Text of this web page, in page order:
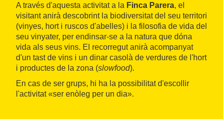
A través d'aquesta activitat a la Finca Parera, el
visitant anirà descobrint la biodiversitat del seu territori
(vinyes, hort i ruscos d'abelles) i la filosofia de vida del
seu vinyater, per endinsar-se a la natura que dóna
vida als seus vins. El recorregut anirà acompanyat
d'un tast de vins i un dinar casolà de verdures de l'hort
i productes de la zona (slowfood).
En cas de ser grups, hi ha la possibilitat d'escollir
l'activitat «ser enòleg per un dia».